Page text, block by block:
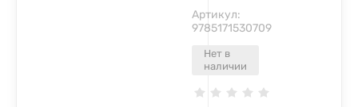
Нет в
наличии
Артикул:
9785171530709